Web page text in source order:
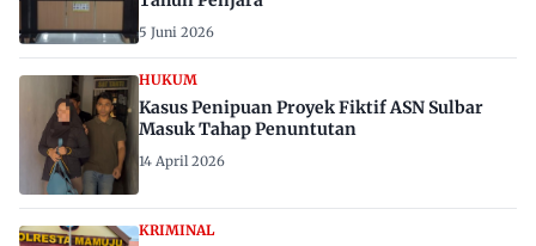
5 Juni 2026
HUKUM
Kasus Penipuan Proyek Fiktif ASN Sulbar
Masuk Tahap Penuntutan
14 April 2026
KRIMINAL